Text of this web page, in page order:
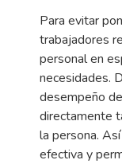
Para evitar
trabajadores
personal en
necesidades.
desempeño
directamente
la persona.
efectiva y